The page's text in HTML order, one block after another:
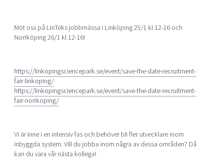
Möt oss på LinTeks jobbmässa i Linköping 25/1 kl 12-16 och
Norrköping 26/1 kl 12-16!
https://linkopingsciencepark.se/event/save-the-date-recruitment-
fair-linkoping/
https://linkopingsciencepark.se/event/save-the-date-recruitment-
fair-norrkoping/
Vi är inne i en intensiv fas och behöver bli fler utvecklare inom
inbyggda system. Vill du jobba inom några av dessa områden? Då
kan du vara vår nästa kollega!